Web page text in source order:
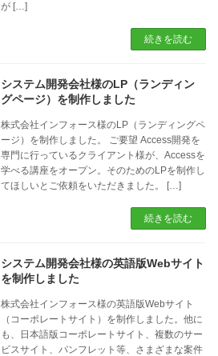
が […]
続きを読む
システム開発会社様のLP（ランディン
グページ）を制作しました
株式会社インフォース様のLP（ランディングペ
ージ）を制作しました。 ご要望 Access開発を
専門に行っているクライアント様が、Accessを
学べる講座をオープン。そのためのLPを制作し
てほしいとご依頼をいただきました。 […]
続きを読む
システム開発会社様の英語版Webサイト
を制作しました
株式会社インフォース様の英語版Webサイト
（コーポレートサイト）を制作しました。他に
も、日本語版コーポレートサイト、複数のサー
ビスサイト、パンフレット等、さまざまな案件